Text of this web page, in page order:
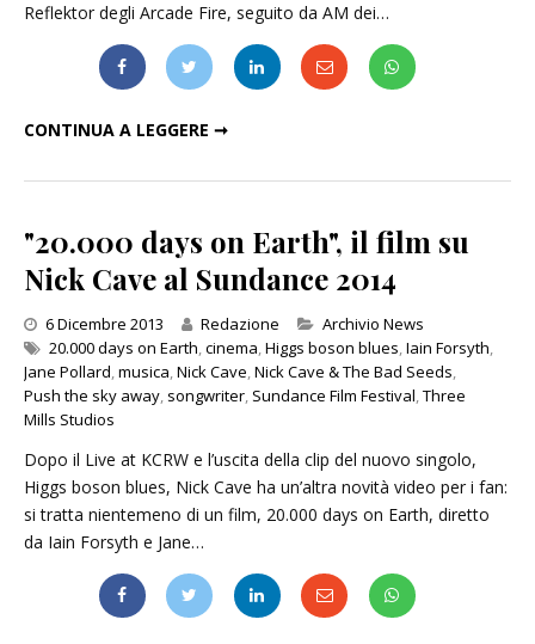
Reflektor degli Arcade Fire, seguito da AM dei…
CONTINUA A LEGGERE ➞
"20.000 days on Earth", il film su
Nick Cave al Sundance 2014
6 Dicembre 2013 Redazione Categories
Archivio News
20.000 days on Earth,cinema,Higgs boson blues,Iain Forsyth,
Jane Pollard,musica,Nick Cave,Nick Cave & The Bad Seeds,
Push the sky away, songwriter, Sundance Film Festival,Three
Mills Studios
Dopo il Live at KCRW e l’uscita della clip del nuovo singolo,
Higgs boson blues, Nick Cave ha un’altra novità video per i fan:
si tratta nientemeno di un film, 20.000 days on Earth, diretto
da Iain Forsyth e Jane…